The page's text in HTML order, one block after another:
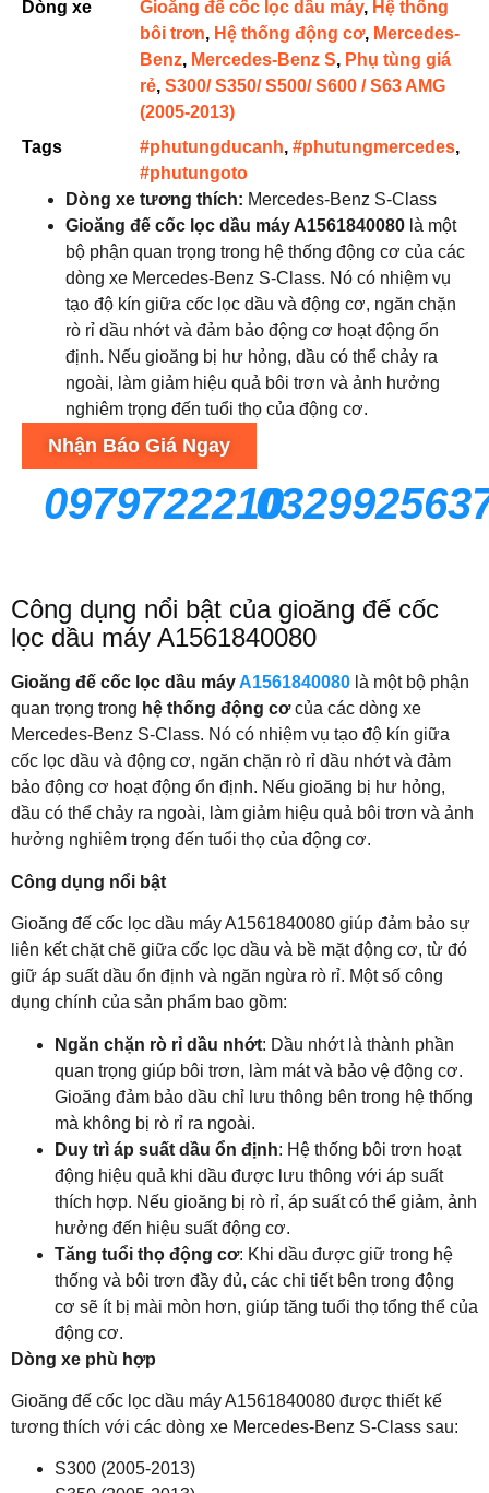
Dòng xe
Gioăng đế cốc lọc dầu máy, Hệ thống
bôi trơn, Hệ thống động cơ, Mercedes-
Benz, Mercedes-Benz S, Phụ tùng giá
rẻ, S300/ S350/ S500/ S600 / S63 AMG
(2005-2013)
Tags
#phutungducanh, #phutungmercedes,
#phutungoto
Dòng xe tương thích: Mercedes-Benz S-Class
Gioăng đế cốc lọc dầu máy A1561840080 là một
bộ phận quan trọng trong hệ thống động cơ của các
dòng xe Mercedes-Benz S-Class. Nó có nhiệm vụ
tạo độ kín giữa cốc lọc dầu và động cơ, ngăn chặn
rò rỉ dầu nhớt và đảm bảo động cơ hoạt động ổn
định. Nếu gioăng bị hư hỏng, dầu có thể chảy ra
ngoài, làm giảm hiệu quả bôi trơn và ảnh hưởng
nghiêm trọng đến tuổi thọ của động cơ.
Nhận Báo Giá Ngay
0979722210
Công dụng nổi bật của gioăng đế cốc
lọc dầu máy A1561840080
Gioăng đế cốc lọc dầu máy A1561840080 là một bộ phận
quan trọng trong hệ thống động cơcủa các dòng xe
Mercedes-Benz S-Class. Nó có nhiệm vụ tạo độ kín giữa
cốc lọc dầu và động cơ, ngăn chặn rò rỉ dầu nhớt và đảm
bảo động cơ hoạt động ổn định. Nếu gioăng bị hư hỏng,
dầu có thể chảy ra ngoài, làm giảm hiệu quả bôi trơn và ảnh
hưởng nghiêm trọng đến tuổi thọ của động cơ.
Công dụng nổi bật
Gioăng đế cốc lọc dầu máy A1561840080 giúp đảm bảo sự
liên kết chặt chẽ giữa cốc lọc dầu và bề mặt động cơ, từ đó
giữ áp suất dầu ổn định và ngăn ngừa rò rỉ. Một số công
dụng chính của sản phẩm bao gồm:
Ngăn chặn rò rỉ dầu nhớt: Dầu nhớt là thành phần
quan trọng giúp bôi trơn, làm mát và bảo vệ động cơ.
Gioăng đảm bảo dầu chỉ lưu thông bên trong hệ thống
mà không bị rò rỉ ra ngoài.
Duy trì áp suất dầu ổn định: Hệ thống bôi trơn hoạt
động hiệu quả khi dầu được lưu thông với áp suất
thích hợp. Nếu gioăng bị rò rỉ, áp suất có thể giảm, ảnh
hưởng đến hiệu suất động cơ.
Tăng tuổi thọ động cơ: Khi dầu được giữ trong hệ
thống và bôi trơn đầy đủ, các chi tiết bên trong động
cơ sẽ ít bị mài mòn hơn, giúp tăng tuổi thọ tổng thể của
động cơ.
Dòng xe phù hợp
Gioăng đế cốc lọc dầu máy A1561840080 được thiết kế
tương thích với các dòng xe Mercedes-Benz S-Class sau:
S300 (2005-2013)